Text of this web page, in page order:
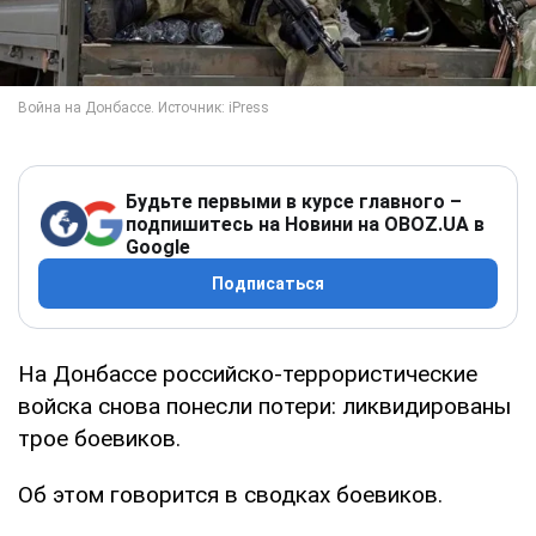
Будьте первыми в курсе главного –
подпишитесь на Новини на OBOZ.UA в
Google
Подписаться
На Донбассе российско-террористические
войска снова понесли потери: ликвидированы
трое боевиков.
Об этом говорится в сводках боевиков.